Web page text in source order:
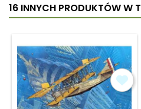
16 INNYCH PRODUKTÓW W